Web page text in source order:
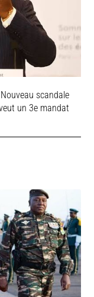
Nouveau scandale
un 3e mandat